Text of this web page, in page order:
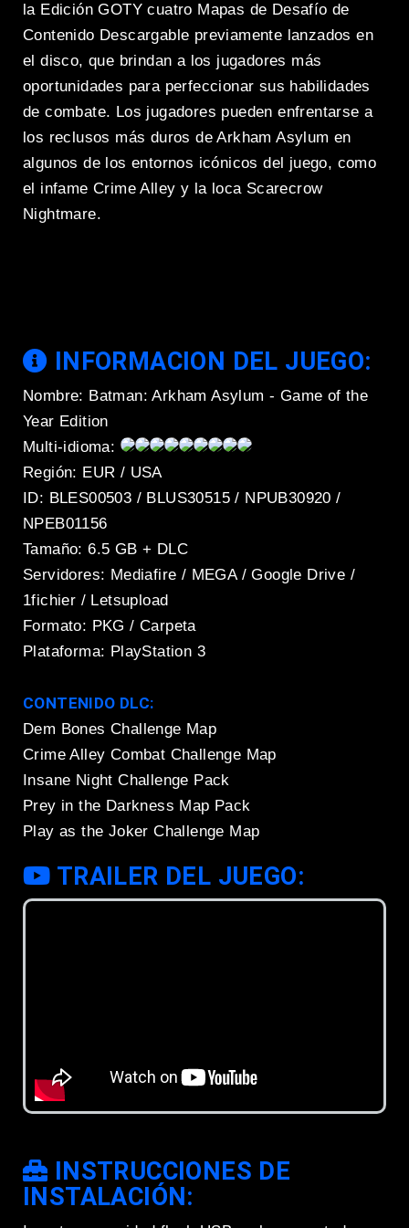
la Edición GOTY cuatro Mapas de Desafío de
Contenido Descargable previamente lanzados en
el disco, que brindan a los jugadores más
oportunidades para perfeccionar sus habilidades
de combate. Los jugadores pueden enfrentarse a
los reclusos más duros de Arkham Asylum en
algunos de los entornos icónicos del juego, como
el infame Crime Alley y la loca Scarecrow
Nightmare.
INFORMACION DEL JUEGO:
Nombre: Batman: Arkham Asylum - Game of the
Year Edition
Multi-idioma:
Región: EUR / USA
ID: BLES00503 / BLUS30515 / NPUB30920 /
NPEB01156
Tamaño: 6.5 GB + DLC
Servidores: Mediafire / MEGA / Google Drive /
1fichier / Letsupload
Formato: PKG / Carpeta
Plataforma: PlayStation 3
CONTENIDO DLC:
Dem Bones Challenge Map
Crime Alley Combat Challenge Map
Insane Night Challenge Pack
Prey in the Darkness Map Pack
Play as the Joker Challenge Map
TRAILER DEL JUEGO:
INSTRUCCIONES DE
INSTALACIÓN: